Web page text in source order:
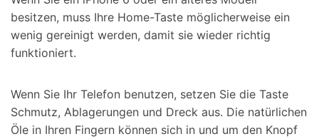
besitzen, muss Ihre Home-Taste möglicherweise ein
wenig gereinigt werden, damit sie wieder richtig
funktioniert.
Wenn Sie Ihr Telefon benutzen, setzen Sie die Taste
Schmutz, Ablagerungen und Dreck aus. Die natürlichen
Öle in Ihren Fingern können sich in und um den Knopf